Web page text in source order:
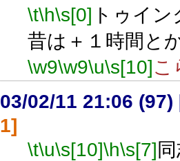
\t\h\s[0] トゥイ
昔は＋１時間と
\w9\w9\u\s[10]こ
03/02/11 21:06 (97)
1]
\t\u\s[10]\h\s[7]